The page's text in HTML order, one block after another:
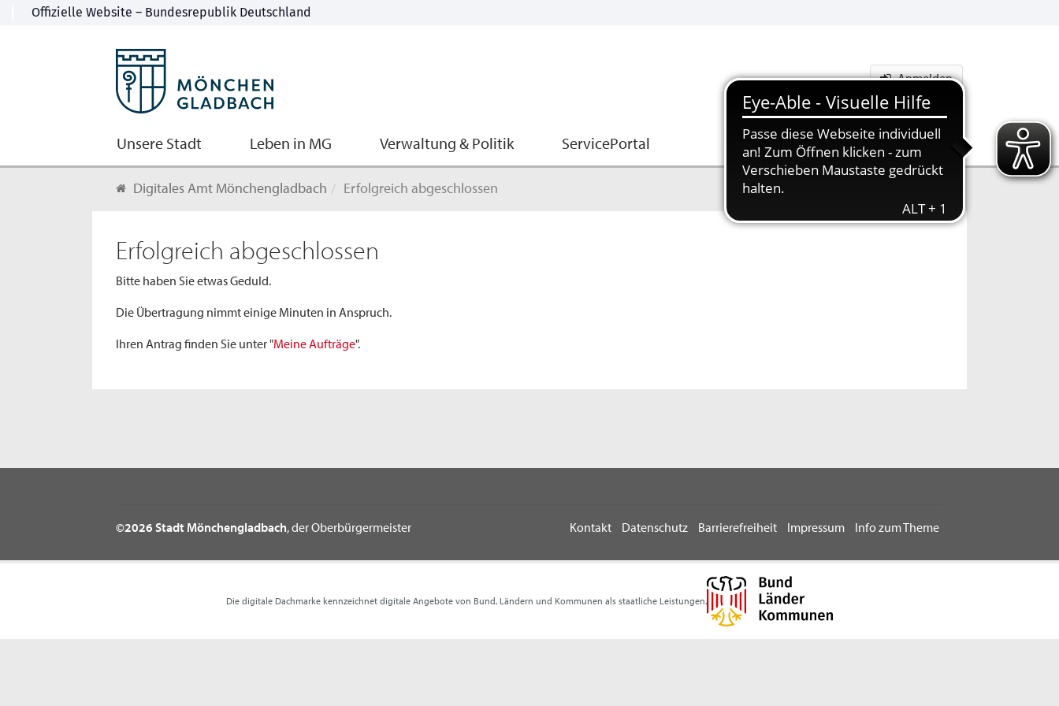
Anmelden
Unsere Stadt Leben in MG Verwaltung & Politik ServicePortal
Digitales Amt Mönchengladbach Erfolgreich abgeschlossen
Erfolgreich abgeschlossen
Bitte haben Sie etwas Geduld.
Die Übertragung nimmt einige Minuten in Anspruch.
Ihren Antrag finden Sie unter "Meine Aufträge".
Kontakt Datenschutz Barrierefreiheit Impressum Info zum Theme
©2026 Stadt Mönchengladbach, der Oberbürgermeister
Die digitale Dachmarke kennzeichnet digitale Angebote von Bund, Ländern und Kommunen als staatliche Leistungen.